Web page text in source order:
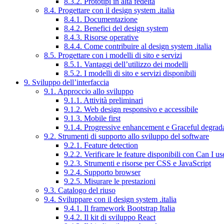
8.4. Progettare con il design system .italia
8.4.1. Documentazione
8.4.2. Benefici del design system
8.4.3. Risorse operative
8.4.4. Come contribuire al design system .italia
8.5. Progettare con i modelli di sito e servizi
8.5.1. Vantaggi dell’utilizzo dei modelli
8.5.2. I modelli di sito e servizi disponibili
9. Sviluppo dell’interfaccia
9.1. Approccio allo sviluppo
9.1.1. Attività preliminari
9.1.2. Web design responsivo e accessibile
9.1.3. Mobile first
9.1.4. Progressive enhancement e Graceful
9.2. Strumenti di supporto allo sviluppo del software
9.2.1. Feature detection
9.2.2. Verificare le feature disponibili con Can I
9.2.3. Strumenti e risorse per CSS e JavaScript
9.2.4. Supporto browser
9.2.5. Misurare le prestazioni
9.3. Catalogo del riuso
9.4. Sviluppare con il design system .italia
9.4.1. Il framework Bootstrap Italia
9.4.2. Il kit di sviluppo React